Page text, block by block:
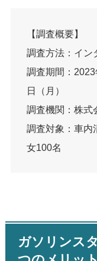
【調査概要】
調査方法：イン
調査期間：
日（月）
調査機関：株式
調査対象：車内
女100名
ガソリンス